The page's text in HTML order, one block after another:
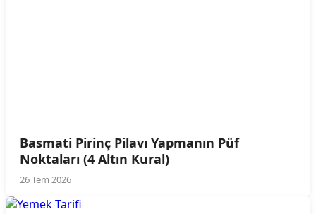
Basmati Pirinç Pilavı Yapmanın Püf
Noktaları (4 Altın Kural)
26 Tem 2026